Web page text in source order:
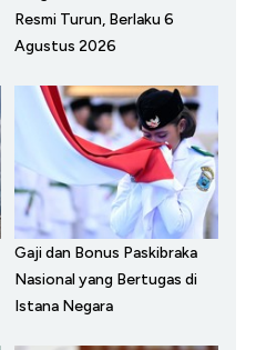
Resmi Turun, Berlaku 6
Agustus 2026
Gaji dan Bonus Paskibraka
Nasional yang Bertugas di
Istana Negara